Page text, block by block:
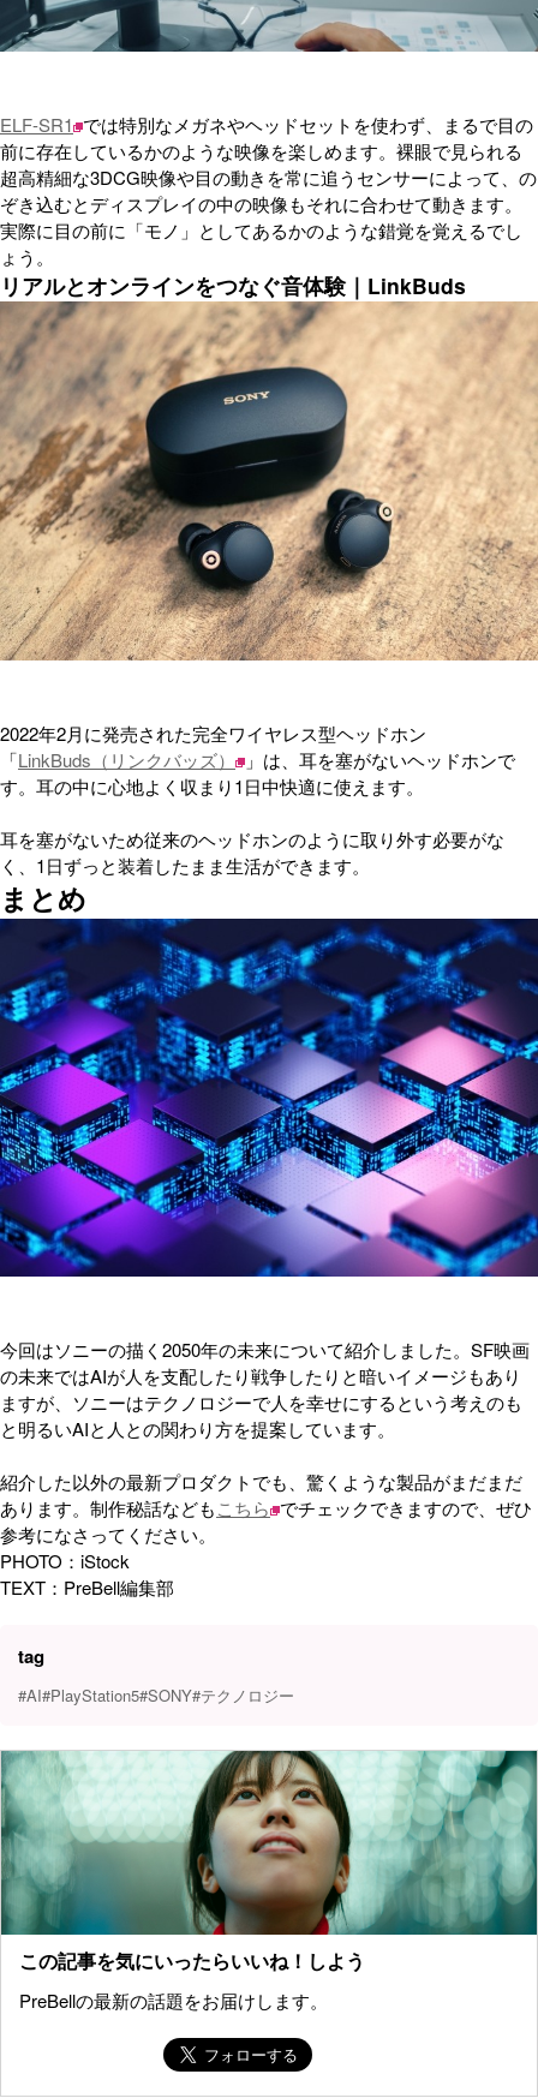
ELF-SR1 では特別なメガネやヘッドセットを使わず、まるで目の
前に存在しているかのような映像を楽しめます。裸眼で見られる
超高精細な3DCG映像や目の動きを常に追うセンサーによって、の
ぞき込むとディスプレイの中の映像もそれに合わせて動きます。
実際に目の前に「モノ」としてあるかのような錯覚を覚えるでし
ょう。
リアルとオンラインをつなぐ音体験｜LinkBuds
2022年2月に発売された完全ワイヤレス型ヘッドホン
「LinkBuds（リンクバッズ）
」は、耳を塞がないヘッドホンで
す。耳の中に心地よく収まり1日中快適に使えます。
耳を塞がないため従来のヘッドホンのように取り外す必要がな
く、1日ずっと装着したまま生活ができます。
まとめ
今回はソニーの描く2050年の未来について紹介しました。SF映画
の未来ではAIが人を支配したり戦争したりと暗いイメージもあり
ますが、ソニーはテクノロジーで人を幸せにするという考えのも
と明るいAIと人との関わり方を提案しています。
紹介した以外の最新プロダクトでも、驚くような製品がまだまだ
あります。制作秘話などもこちら でチェックできますので、ぜひ
参考になさってください。
PHOTO：iStock
TEXT：PreBell編集部
tag
#AI#PlayStation5#SONY#テクノロジー
この記事を気にいったらいいね！しよう
PreBellの最新の話題をお届けします。